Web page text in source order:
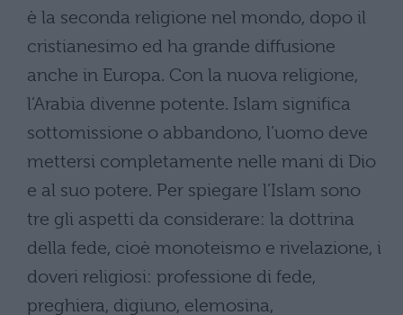
è la seconda religione nel mondo, dopo il
cristianesimo ed ha grande diffusione
anche in Europa. Con la nuova religione,
l’Arabia divenne potente. Islam significa
sottomissione o abbandono, l’uomo deve
mettersi completamente nelle mani di Dio
e al suo potere. Per spiegare l’Islam sono
tre gli aspetti da considerare: la dottrina
della fede, cioè monoteismo e rivelazione, i
doveri religiosi: professione di fede,
preghiera, digiuno, elemosina,